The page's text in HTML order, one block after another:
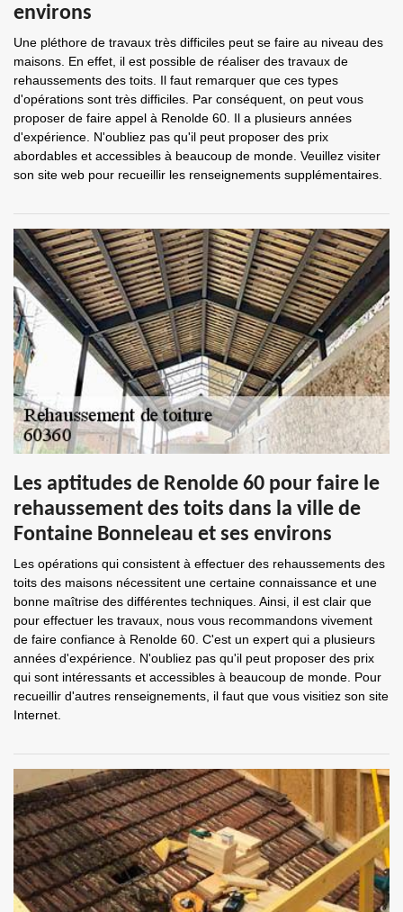
environs
Une pléthore de travaux très difficiles peut se faire au niveau des
maisons. En effet, il est possible de réaliser des travaux de
rehaussements des toits. Il faut remarquer que ces types
d'opérations sont très difficiles. Par conséquent, on peut vous
proposer de faire appel à Renolde 60. Il a plusieurs années
d'expérience. N'oubliez pas qu'il peut proposer des prix
abordables et accessibles à beaucoup de monde. Veuillez visiter
son site web pour recueillir les renseignements supplémentaires.
Les aptitudes de Renolde 60 pour faire le
rehaussement des toits dans la ville de
Fontaine Bonneleau et ses environs
Les opérations qui consistent à effectuer des rehaussements des
toits des maisons nécessitent une certaine connaissance et une
bonne maîtrise des différentes techniques. Ainsi, il est clair que
pour effectuer les travaux, nous vous recommandons vivement
de faire confiance à Renolde 60. C'est un expert qui a plusieurs
années d'expérience. N'oubliez pas qu'il peut proposer des prix
qui sont intéressants et accessibles à beaucoup de monde. Pour
recueillir d'autres renseignements, il faut que vous visitiez son site
Internet.